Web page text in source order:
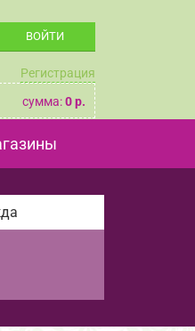
Регистрация
сумма:0 р.